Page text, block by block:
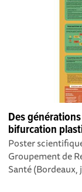
Des
bifurcation
Poster
Groupement de
Santé